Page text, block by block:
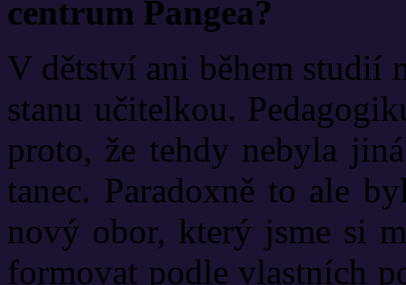
centrum Pangea?
V dětství ani během studií
stanu učitelkou.
proto, že tehdy nebyla
tanec. Paradoxně to ale
nový obor, který jsme si
formovat podle vlastních